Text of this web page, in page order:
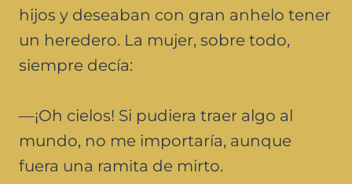
hijos y deseaban con gran anhelo tener
un heredero. La mujer, sobre todo,
siempre decía:
—¡Oh cielos! Si pudiera traer algo al
mundo, no me importaría, aunque
fuera una ramita de mirto.